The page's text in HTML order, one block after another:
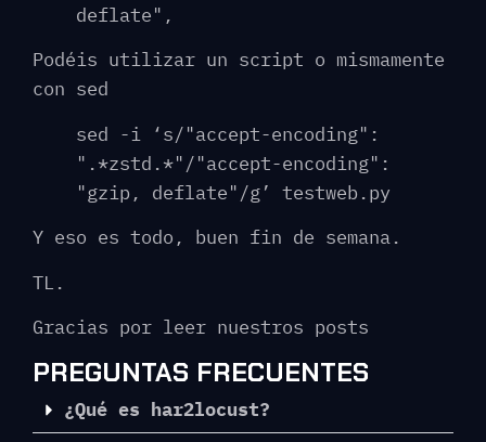
deflate",
Podéis utilizar un script o mismamente
con sed
sed -i ‘s/"accept-encoding":
".*zstd.*"/"accept-encoding":
"gzip, deflate"/g’ testweb.py
Y eso es todo, buen fin de semana.
TL.
Gracias por leer nuestros posts
PREGUNTAS FRECUENTES
¿Qué es har2locust?